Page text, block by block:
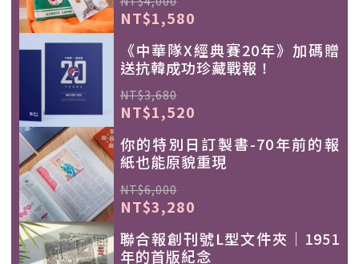
NT$1,580
《中華隊X經典賽20年》加碼贈
送抗韓成功珍藏戰報！
NT$3,680
NT$1,520
你的特別日訂製書-70年前的報
紙也能原貌重現
NT$6,000
NT$3,280
聯合報創刊號L型文件夾｜1951
年的首版紀念